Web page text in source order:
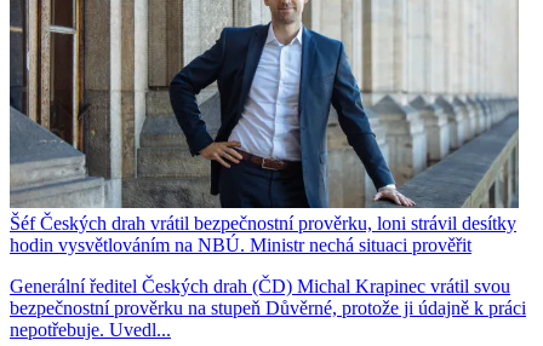
Šéf Českých drah vrátil bezpečnostní prověrku, loni strávil desítky
hodin vysvětlováním na NBÚ. Ministr nechá situaci prověřit
Generální ředitel Českých drah (ČD) Michal Krapinec vrátil svou
bezpečnostní prověrku na stupeň Důvěrné, protože ji údajně k práci
nepotřebuje. Uvedl...